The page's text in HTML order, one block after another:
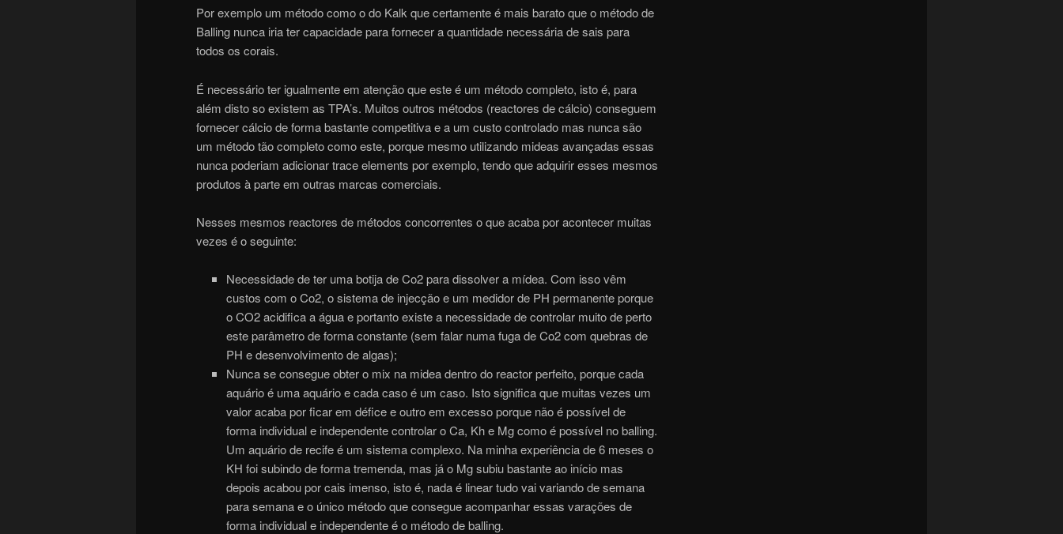
Por exemplo um método como o do Kalk que certamente é mais barato que o método de
Balling nunca iria ter capacidade para fornecer a quantidade necessária de sais para
todos os corais.
É necessário ter igualmente em atenção que este é um método completo, isto é, para
além disto so existem as TPA’s. Muitos outros métodos (reactores de cálcio) conseguem
fornecer cálcio de forma bastante competitiva e a um custo controlado mas nunca são
um método tão completo como este, porque mesmo utilizando mideas avançadas essas
nunca poderiam adicionar trace elements por exemplo, tendo que adquirir esses mesmos
produtos à parte em outras marcas comerciais.
Nesses mesmos reactores de métodos concorrentes o que acaba por acontecer muitas
vezes é o seguinte:
Necessidade de ter uma botija de Co2 para dissolver a mídea. Com isso vêm
custos com o Co2, o sistema de injecção e um medidor de PH permanente porque
o CO2 acidifica a água e portanto existe a necessidade de controlar muito de perto
este parâmetro de forma constante (sem falar numa fuga de Co2 com quebras de
PH e desenvolvimento de algas);
Nunca se consegue obter o mix na midea dentro do reactor perfeito, porque cada
aquário é uma aquário e cada caso é um caso. Isto significa que muitas vezes um
valor acaba por ficar em défice e outro em excesso porque não é possível de
forma individual e independente controlar o Ca, Kh e Mg como é possível no balling.
Um aquário de recife é um sistema complexo. Na minha experiência de 6 meses o
KH foi subindo de forma tremenda, mas já o Mg subiu bastante ao início mas
depois acabou por cais imenso, isto é, nada é linear tudo vai variando de semana
para semana e o único método que consegue acompanhar essas varações de
forma individual e independente é o método de balling.